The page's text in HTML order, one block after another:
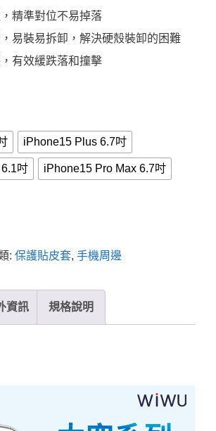
精準對位不易掉落
易裝易拆卸，解決硬殼裝卸的困難
有效緩跌落和撞擊
iPhone15 Plus 6.7吋
吋 iPhone15 Pro Max 6.7吋
: 保護貼皮套, 手機周邊
資訊 規格說明